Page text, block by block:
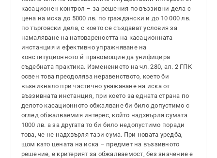
касационен контрол – за решения по въззивни дела с
цена на иска до 5000 лв. по граждански и до 10 000 лв.
по търговски дела, с което се създават условия за
намаляване на натовареността на касационната
инстанция и ефективно упражняване на
конституционното й правомощие да унифицира
съдебната практика. Изменението на чл. 280, ал. 2 ГПК
освен това преодолява неравенството, което би
възникнало при частично уважаване на иска от
въззивната инстанция, при което за едната страна по
делото касационното обжалване би било допустимо с
оглед обжалваемия интерес, който надхвърля сумата
1000 лв. а за другата то би било недопустимо поради
това, че не надхвърля тази сума. При новата уредба,
щом като цената на иска – предмет на въззивното
решение, е критерият за обжалваемост, без значение е